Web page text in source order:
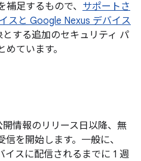
補足するもので、 サポートさ
スと Google Nexus デバイス
とする追加のセキュリティ パ
ています。
情報のリリース日以降、無
を開始します。一般に、
イスに配信されるまでに 1 週